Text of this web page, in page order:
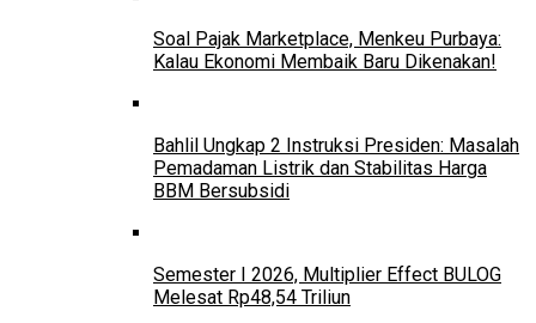
Soal Pajak Marketplace, Menkeu Purbaya:
Kalau Ekonomi Membaik Baru Dikenakan!
Bahlil Ungkap 2 Instruksi Presiden: Masalah
Pemadaman Listrik dan Stabilitas Harga
BBM Bersubsidi
Semester I 2026, Multiplier Effect BULOG
Melesat Rp48,54 Triliun